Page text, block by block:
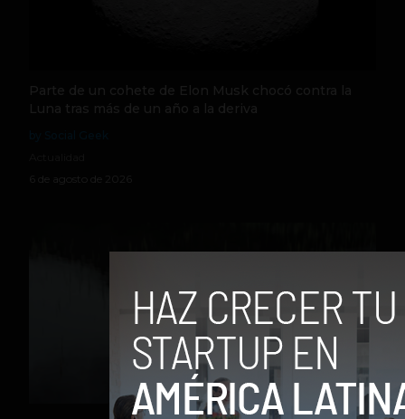
Parte de un cohete de Elon Musk chocó contra la
Luna tras más de un año a la deriva
6 de agosto de 2026